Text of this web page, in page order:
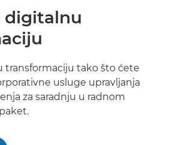
digitalnu
transformaciju tako što ćete
usluge upravljanja
za saradnju u radnom